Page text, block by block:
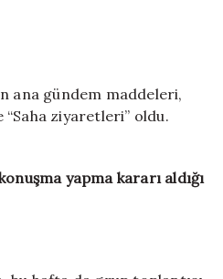
ana gündem maddeleri,
“Saha ziyaretleri” oldu.
yapma kararı aldığı